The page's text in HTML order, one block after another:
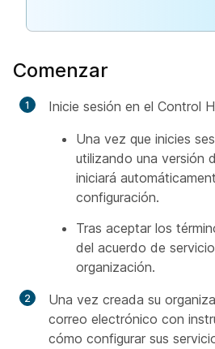
Comenzar
Inicie sesión en el Control
Una vez que inicies
utilizando una versión
iniciará
configuración.
Tras aceptar los
del acuerdo de
organización.
Una vez creada su
correo electrónico con
cómo configurar sus